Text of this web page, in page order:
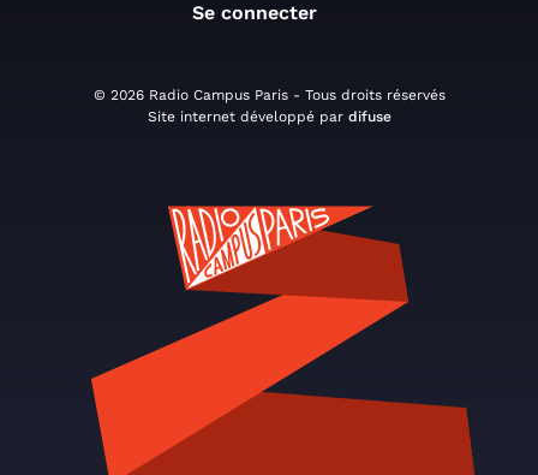
Se connecter
© 2026 Radio Campus Paris - Tous droits réservés
Site internet développé par difuse